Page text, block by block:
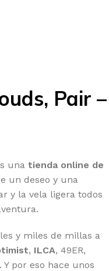
Pair –
una tienda online de
un deseo y una
y la vela ligera todos
y miles de millas a
, ILCA, 49ER,
por eso hace unos